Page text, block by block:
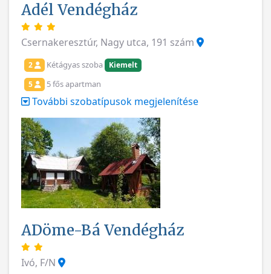
Adél Vendégház
Csernakeresztúr, Nagy utca, 191 szám
2 Kétágyas szoba
Kiemelt
5
5 fős apartman
További szobatípusok megjelenítése
ADöme-Bá Vendégház
Ivó, F/N